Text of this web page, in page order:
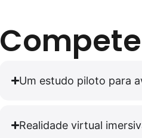
Um estudo piloto para
Realidade virtual